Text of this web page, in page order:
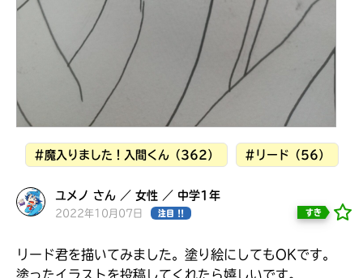
みんなとおしゃべり
できる掲示板
#魔入りました！入間くん（362） #リード（56）
ユメノ さん ／ 女性 ／ 中学1年
2022年10月07日 注目 !! すき
リード君を描いてみました。塗り絵にしてもOKです。
塗ったイラストを投稿してくれたら嬉しいです。